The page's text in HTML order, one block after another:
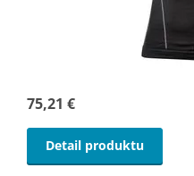
75,21 €
Detail produktu